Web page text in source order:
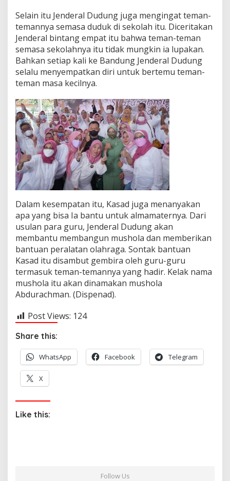
Selain itu Jenderal Dudung juga mengingat teman-
temannya semasa duduk di sekolah itu. Diceritakan
Jenderal bintang empat itu bahwa teman-teman
semasa sekolahnya itu tidak mungkin ia lupakan.
Bahkan setiap kali ke Bandung Jenderal Dudung
selalu menyempatkan diri untuk bertemu teman-
teman masa kecilnya.
Dalam kesempatan itu, Kasad juga menanyakan
apa yang bisa Ia bantu untuk almamaternya. Dari
usulan para guru, Jenderal Dudung akan
membantu membangun mushola dan memberikan
bantuan peralatan olahraga. Sontak bantuan
Kasad itu disambut gembira oleh guru-guru
termasuk teman-temannya yang hadir. Kelak nama
mushola itu akan dinamakan mushola
Abdurachman. (Dispenad).
Post Views: 124
Share this:
WhatsApp Facebook Telegram
X
Like this:
Follow Us